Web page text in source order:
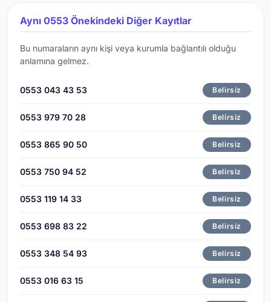
Aynı 0553 Önekindeki Diğer Kayıtlar
Bu numaraların aynı kişi veya kurumla bağlantılı olduğu
anlamına gelmez.
0553 043 43 53 Belirsiz
0553 979 70 28 Belirsiz
0553 865 90 50 Belirsiz
0553 750 94 52 Belirsiz
0553 119 14 33 Belirsiz
0553 698 83 22 Belirsiz
0553 348 54 93 Belirsiz
0553 016 63 15 Belirsiz